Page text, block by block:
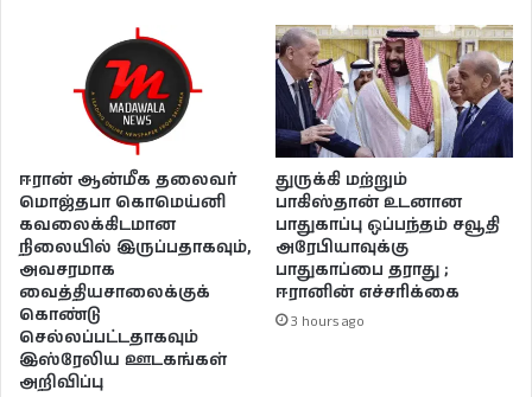
ஈரான் ஆன்மீக தலைவர்
மொஜ்தபா கொமெய்னி
கவலைக்கிடமான
நிலையில் இருப்பதாகவும்,
அவசரமாக
வைத்தியசாலைக்குக்
கொண்டு
செல்லப்பட்டதாகவும்
இஸ்ரேலிய ஊடகங்கள்
அறிவிப்பு
துருக்கி மற்றும்
பாகிஸ்தான் உடனான
பாதுகாப்பு ஒப்பந்தம் சவூதி
அரேபியாவுக்கு
பாதுகாப்பை தராது ;
ஈரானின் எச்சரிக்கை
3 hours ago